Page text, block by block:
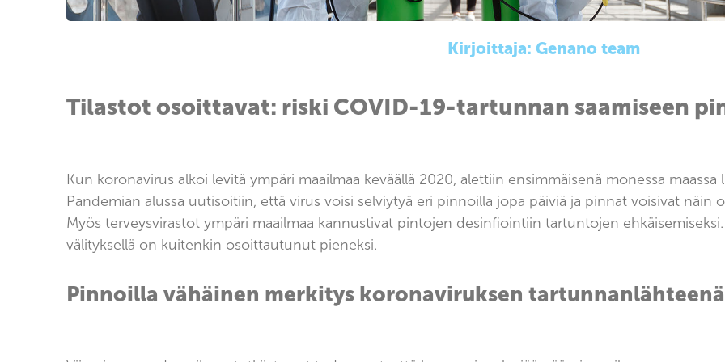
Kirjoittaja: Genano team
Tilastot osoittavat: riski COVID-19-tartunnan saamiseen
Kun koronavirus alkoi levitä ympäri maailmaa keväällä 2020, alettiin ensimmäisenä monessa
Pandemian alussa uutisoitiin, että virus voisi selviytyä eri pinnoilla jopa päiviä ja pinnat voisivat näin
Myös terveysvirastot ympäri maailmaa kannustivat pintojen desinfiointiin tartuntojen
välityksellä on kuitenkin osoittautunut pieneksi.
Pinnoilla vähäinen merkitys koronaviruksen tartunnanlähteenä